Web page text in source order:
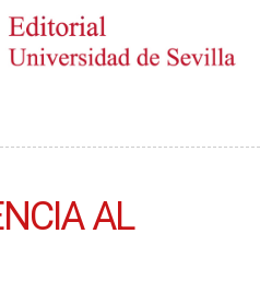
AL